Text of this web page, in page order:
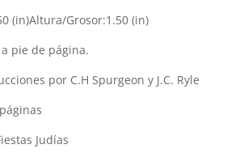
(in)Altura/Grosor:1.50 (in)
pie de página.
por C.H Spurgeon y J.C. Ryle
Judías